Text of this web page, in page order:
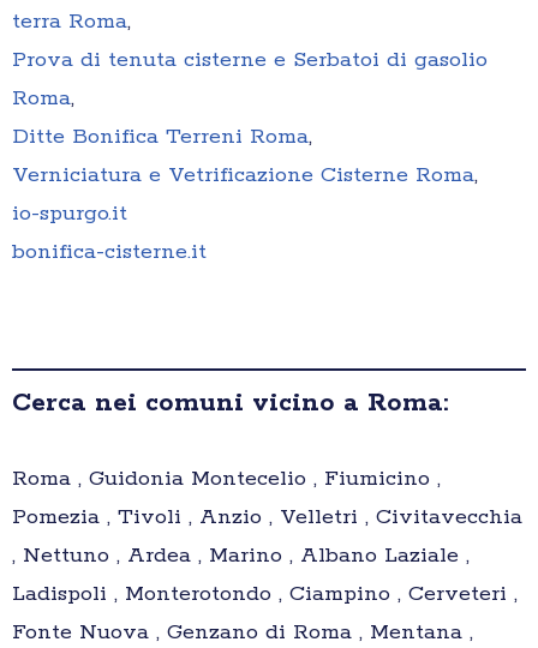
terra Roma,
Prova di tenuta cisterne e Serbatoi di gasolio
Roma,
Ditte Bonifica Terreni Roma,
Verniciatura e Vetrificazione Cisterne Roma,
io-spurgo.it
bonifica-cisterne.it
Cerca nei comuni vicino a Roma:
Roma , Guidonia Montecelio , Fiumicino ,
Pomezia , Tivoli , Anzio , Velletri , Civitavecchia
, Nettuno , Ardea , Marino , Albano Laziale ,
Ladispoli , Monterotondo , Ciampino , Cerveteri ,
Fonte Nuova , Genzano di Roma , Mentana ,